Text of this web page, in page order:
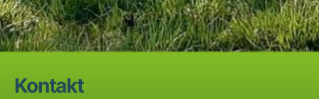
Kontakt